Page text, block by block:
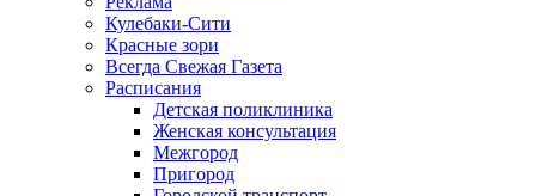
Кулебаки-Сити
Красные зори
Всегда Свежая Газета
Расписания
Детская поликлиника
Женская консультация
Межгород
Пригород